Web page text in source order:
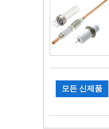
모든 신제품